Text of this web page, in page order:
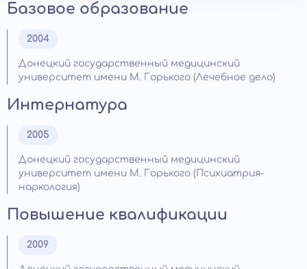
Базовое образование
2004
Донецкий государственный медицинский
университет имени М. Горького (Лечебное дело)
Интернатура
2005
Донецкий государственный медицинский
университет имени М. Горького (Психиатрия-
наркология)
Повышение квалификации
2009